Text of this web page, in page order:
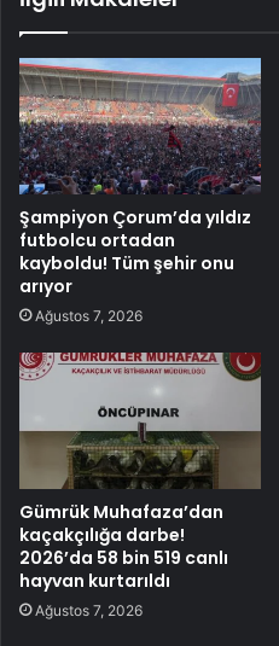
Şampiyon Çorum’da yıldız
futbolcu ortadan
kayboldu! Tüm şehir onu
arıyor
Ağustos 7, 2026
Gümrük Muhafaza’dan
kaçakçılığa darbe!
2026’da 58 bin 519 canlı
hayvan kurtarıldı
Ağustos 7, 2026